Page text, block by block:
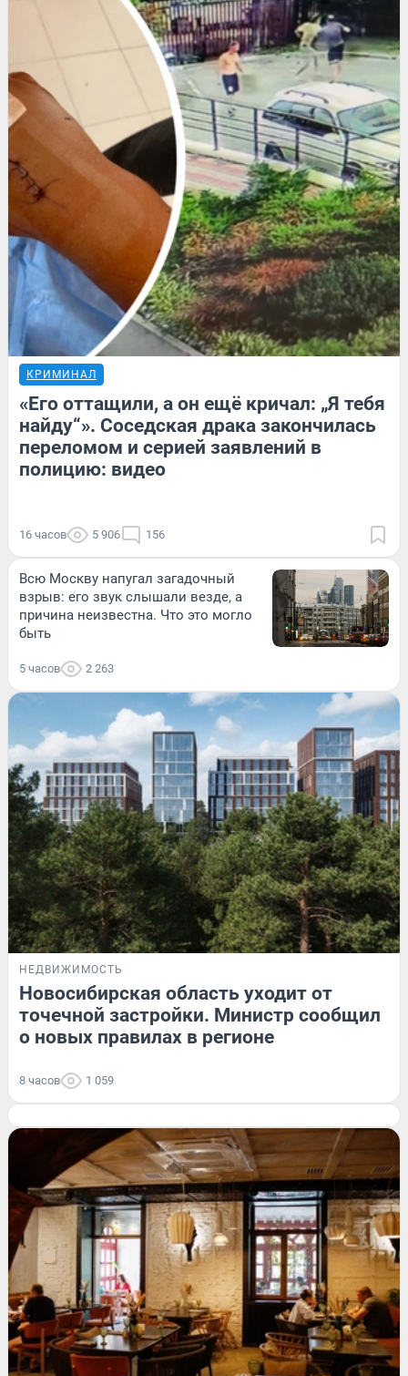
КРИМИНАЛ
«Его оттащили, а он ещё кричал: „Я тебя
найду“». Соседская драка закончилась
переломом и серией заявлений в
полицию: видео
16 часов 5 906 156
Всю Москву напугал загадочный
взрыв: его звук слышали везде, а
причина неизвестна. Что это могло
быть
5 часов 2 263
НЕДВИЖИМОСТЬ
Новосибирская область уходит от
точечной застройки. Министр сообщил
о новых правилах в регионе
8 часов 1 059